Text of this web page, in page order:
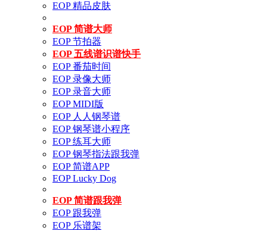
EOP 精品皮肤
EOP 简谱大师
EOP 节拍器
EOP 五线谱识谱快手
EOP 番茄时间
EOP 录像大师
EOP 录音大师
EOP MIDI版
EOP 人人钢琴谱
EOP 钢琴谱小程序
EOP 练耳大师
EOP 钢琴指法跟我弹
EOP 简谱APP
EOP Lucky Dog
EOP 简谱跟我弹
EOP 跟我弹
EOP 乐谱架